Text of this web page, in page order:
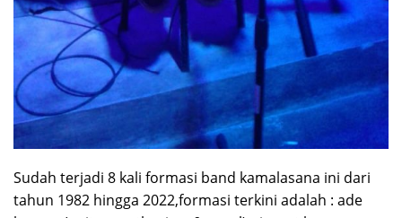
Sudah terjadi 8 kali formasi band kamalasana ini dari
tahun 1982 hingga 2022,formasi terkini adalah : ade